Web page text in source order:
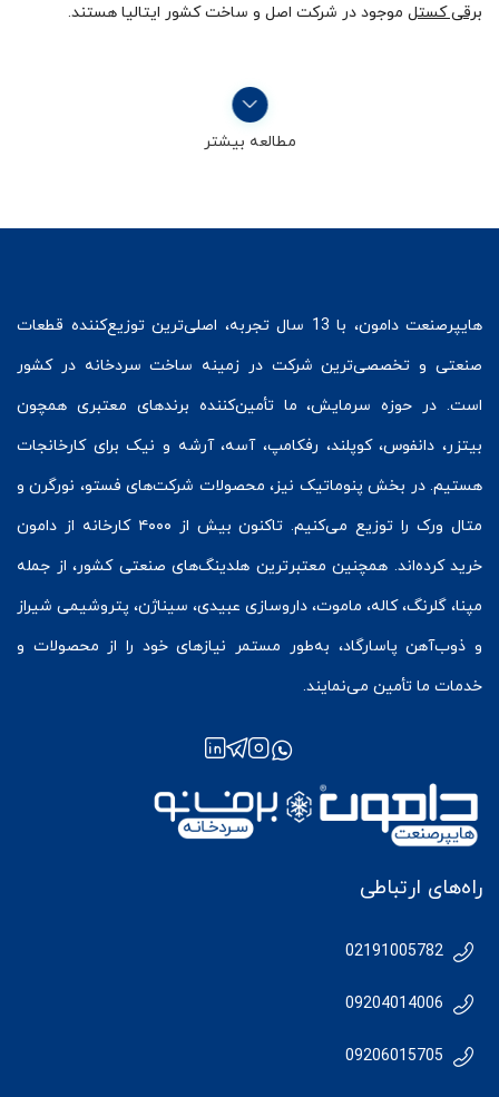
برقی کستل موجود در شرکت اصل و ساخت کشور ایتالیا هستند.
مطالعه بیشتر
هایپرصنعت
دامون، با 13 سال تجربه، اصلی‌ترین توزیع‌کننده قطعات
صنعتی و تخصصی‌ترین شرکت در زمینه ساخت سردخانه در کشور
است. در حوزه سرمایش، ما تأمین‌کننده برندهای معتبری همچون
بیتزر، دانفوس،کوپلند، رفکامپ، آسه، آرشه و نیک برای کارخانجات
هستیم. در بخش پنوماتیک نیز، محصولات شرکت‌های فستو، نورگرن و
متال ورک
را توزیع می‌کنیم. تاکنون بیش از ۴۰۰۰ کارخانه از دامون
خرید کرده‌اند. همچنین معتبرترین هلدینگ‌های صنعتی کشور، از جمله
مپنا، گلرنگ، کاله، ماموت، داروسازی عبیدی، سیناژن، پتروشیمی شیراز
و ذوب‌آهن پاسارگاد، به‌طور مستمر نیازهای خود را از محصولات و
خدمات ما تأمین می‌نمایند.
راه‌های ارتباطی
02191005782
09204014006
09206015705